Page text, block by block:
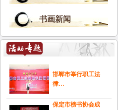
书画新闻
邯郸市举行职工法
律…
保定市榜书协会成